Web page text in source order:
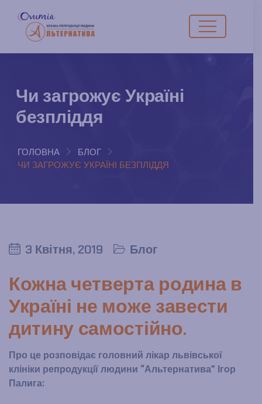
Чи загрожує Україні
безпліддя
ГОЛОВНА
БЛОГ
ЧИ ЗАГРОЖУЄ УКРАЇНІ БЕЗПЛІДДЯ
3 Квітня, 2019 Блог
Кожна четверта родина в
Україні не може завести
дитину самостійно.
Про це розповідає головний лікар львівської
клініки репродукції людини “Альтернатива” Ігор
Палига: